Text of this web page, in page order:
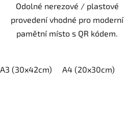
Odolné nerezové / plastové
provedení vhodné pro moderní
pamětní místo s QR kódem.
A3 (30x42cm) A4 (20x30cm)